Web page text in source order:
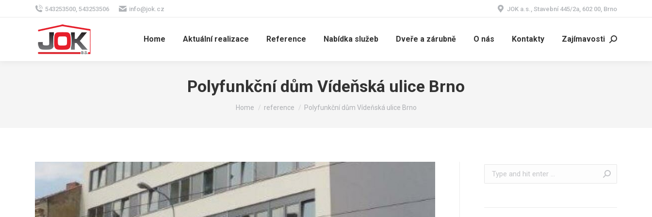
543253500, 543253506 info@jok.cz JOK a.s., Stavební 445/2a, 602 00, Brno
Home Aktuální realizace Reference Nabídka služeb Dveře a zárubně O nás Kontakty Zajímavosti Search:
Polyfunkční dům Vídeňská ulice Brno
You are here:
Home reference Polyfunkční dům Vídeňská ulice Brno
Search: